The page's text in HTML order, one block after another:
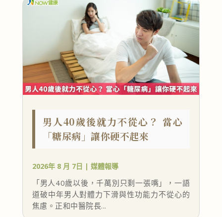
男人40歲後就力不從心？ 當心
「糖尿病」讓你硬不起來
2026年 8 月 7日 | 媒體報導
「男人40歲以後，千萬別只剩一張嘴」，一語
道破中年男人對體力下滑與性功能力不從心的
焦慮。正和中醫院長...